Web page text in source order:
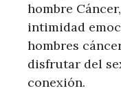
hombre
intimidad
hombres
disfrutar del
conexión.